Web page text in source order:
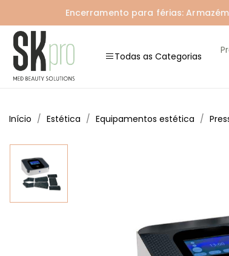
Encerramento para férias:
Todas as Categorias
Início Estética Equipamentos estética